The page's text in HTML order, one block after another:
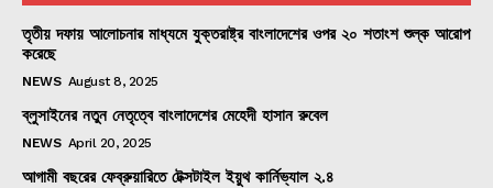
তৃতীয় দফায় আলোচনার মাধ্যমে যুক্তরাষ্ট্র বাংলাদেশের ওপর ২০ শতাংশ শুল্ক আরোপ
করেছে
NEWS August 8, 2025
ব্লুসাইনের নতুন নেতৃত্বে বাংলাদেশের মেহেদী হাসান রুবেল
NEWS April 20, 2025
আগামী বছরের ফেব্রুয়ারিতে টেক্সটাইল ইয়ুথ কার্নিভ্যাল ২.৪